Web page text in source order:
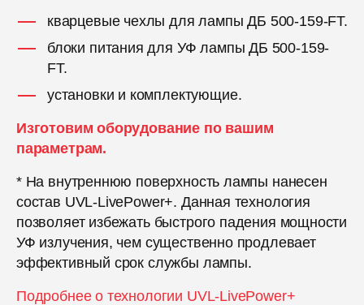
кварцевые чехлы для лампы ДБ 500-159-FT.
блоки питания для УФ лампы ДБ 500-159-
FT.
установки и комплектующие.
Изготовим оборудование по вашим
параметрам.
* На внутреннюю поверхность лампы нанесен
состав UVL-LivePower+. Данная технология
позволяет избежать быстрого падения мощности
УФ излучения, чем существенно продлевает
эффективный срок службы лампы.
Подробнее о технологии UVL-LivePower+